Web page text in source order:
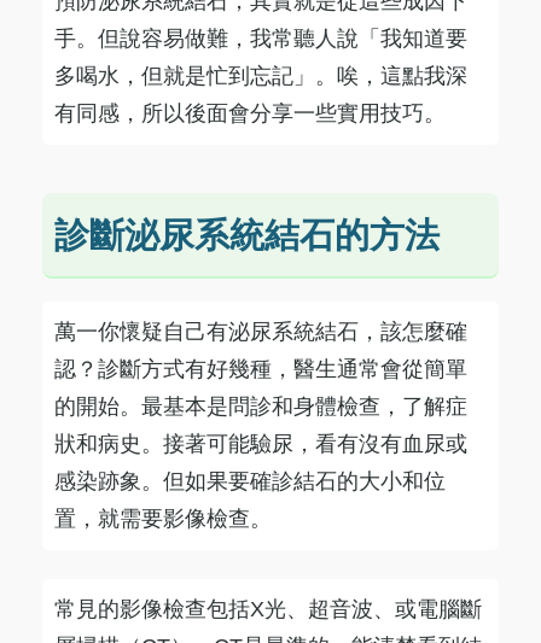
手。但說容易做難，我常聽人說「我知道要
多喝水，但就是忙到忘記」。唉，這點我深
有同感，所以後面會分享一些實用技巧。
診斷泌尿系統結石的方法
萬一你懷疑自己有泌尿系統結石，該怎麼確
認？診斷方式有好幾種，醫生通常會從簡單
的開始。最基本是問診和身體檢查，了解症
狀和病史。接著可能驗尿，看有沒有血尿或
感染跡象。但如果要確診結石的大小和位
置，就需要影像檢查。
常見的影像檢查包括X光、超音波、或電腦斷